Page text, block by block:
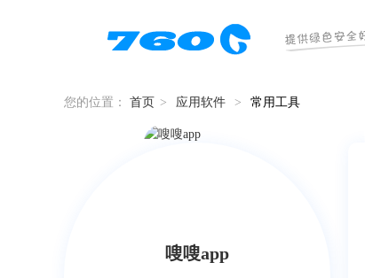
您的位置： 首页 > 应用软件 > 常用工具
嗖嗖app